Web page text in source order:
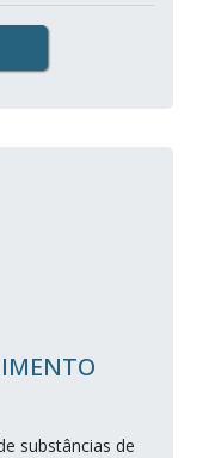
substâncias de